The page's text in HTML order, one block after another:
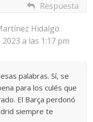
Respuesta
Hidalgo
a las 1:17 pm
palabras. Sí, se
para los culés que
El Barça perdonó
siempre te